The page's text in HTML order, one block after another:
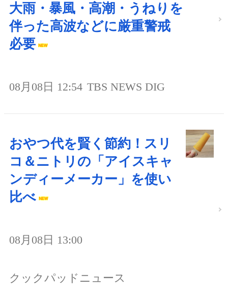
大雨・暴風・高潮・うねりを
伴った高波などに厳重警戒
必要
08月08日 12:54 TBS NEWS DIG
おやつ代を賢く節約！スリ
コ＆ニトリの「アイスキャ
ンディーメーカー」を使い
比べ
08月08日 13:00
クックパッドニュース